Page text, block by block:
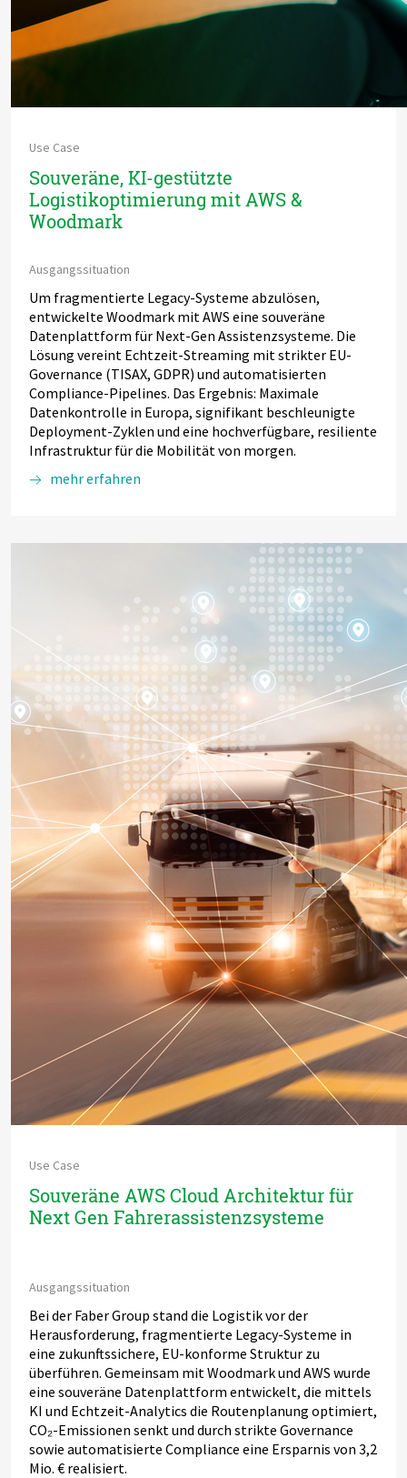
Use Case
Souveräne, KI-gestützte
Logistikoptimierung mit AWS &
Woodmark
Ausgangssituation
Um fragmentierte Legacy-Systeme abzulösen,
entwickelte Woodmark mit AWS eine souveräne
Datenplattform für Next-Gen Assistenzsysteme. Die
Lösung vereint Echtzeit-Streaming mit strikter EU-
Governance (TISAX, GDPR) und automatisierten
Compliance-Pipelines. Das Ergebnis: Maximale
Datenkontrolle in Europa, signifikant beschleunigte
Deployment-Zyklen und eine hochverfügbare, resiliente
Infrastruktur für die Mobilität von morgen.
mehr erfahren
Use Case
Souveräne AWS Cloud Architektur für
Next Gen Fahrerassistenzsysteme
Ausgangssituation
Bei der Faber Group stand die Logistik vor der
Herausforderung, fragmentierte Legacy-Systeme in
eine zukunftssichere, EU-konforme Struktur zu
überführen. Gemeinsam mit Woodmark und AWS wurde
eine souveräne Datenplattform entwickelt, die mittels
KI und Echtzeit-Analytics die Routenplanung optimiert,
CO₂-Emissionen senkt und durch strikte Governance
sowie automatisierte Compliance eine Ersparnis von 3,2
Mio. € realisiert.